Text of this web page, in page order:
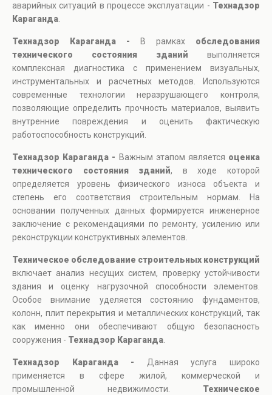
аварийных ситуаций в процессе эксплуатации - Технадзор
Караганда
Технадзор Караганда - В рамках обследования
технического состояния зданий выполняется
комплексная диагностика с применением визуальных,
инструментальных и расчетных методов. Используются
современные технологии неразрушающего контроля,
позволяющие определить прочность материалов, выявить
внутренние повреждения и оценить фактическую
работоспособность конструкций.
Технадзор Караганда - Важным этапом является оценка
технического состояния зданий, в ходе которой
определяется уровень физического износа объекта и
степень его соответствия строительным нормам. На
основании полученных данных формируется инженерное
заключение с рекомендациями по ремонту, усилению или
реконструкции конструктивных элементов.
Техническое обследование строительных конструкций
включает анализ несущих систем, проверку устойчивости
здания и оценку нагрузочной способности элементов.
Особое внимание уделяется состоянию фундаментов,
колонн, плит перекрытия и металлических конструкций, так
как именно они обеспечивают общую безопасность
сооружения - Технадзор Караганда
Технадзор Караганда - Данная услуга широко
применяется в сфере жилой, коммерческой и
промышленной недвижимости. Техническое